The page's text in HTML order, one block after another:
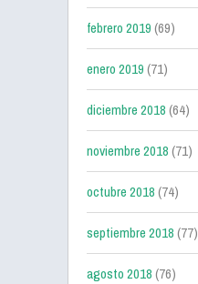
febrero 2019(69)
enero 2019(71)
diciembre 2018(64)
noviembre 2018(71)
octubre 2018(74)
septiembre 2018(77)
agosto 2018(76)